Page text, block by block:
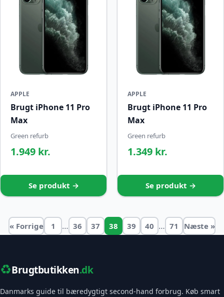
APPLE
Brugt iPhone 11 Pro
Max
Green refurb
1.949 kr.
Se produkt →
APPLE
Brugt iPhone 11 Pro
Max
Green refurb
1.349 kr.
Se produkt →
« Forrige 1 … 36 37 38 39 40 … 71 Næste »
♻️Brugtbutikken.dk
Danmarks guide til bæredygtigt second-hand forbrug. Køb smart